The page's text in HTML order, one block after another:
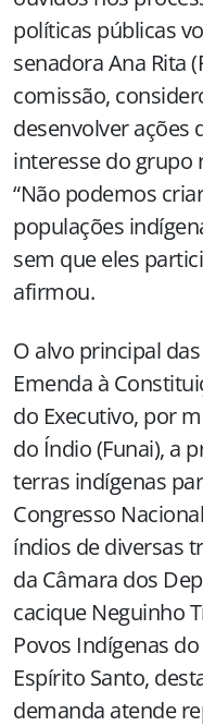
políticas públicas
senadora Ana Rita
comissão,
desenvolver ações
interesse do grupo
“Não podemos
populações
sem que eles
afirmou.
O alvo principal
Emenda à
do Executivo, por
do Índio (Funai), a
terras indígenas
Congresso
índios de diversas
da Câmara dos
cacique Neguinho
Povos Indígenas
Espírito Santo,
demanda atende